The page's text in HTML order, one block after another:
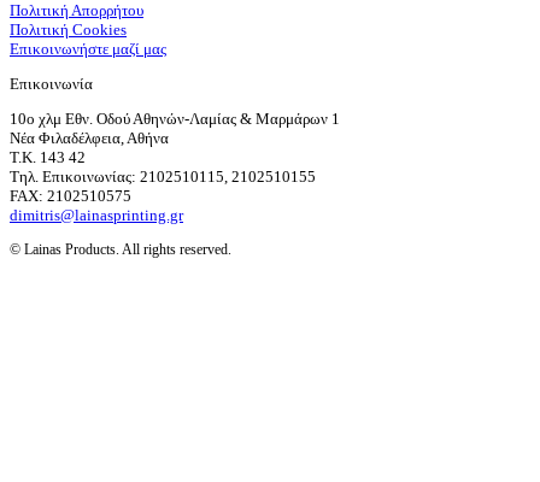
Πολιτική Απορρήτου
Πολιτική Cookies
Επικοινωνήστε μαζί μας
Επικοινωνία
10ο χλμ Εθν. Οδού Αθηνών-Λαμίας & Μαρμάρων 1
Νέα Φιλαδέλφεια, Αθήνα
T.K. 143 42
Τηλ. Επικοινωνίας: 2102510115, 2102510155
FAX: 2102510575
dimitris@lainasprinting.gr
© Lainas Products. All rights reserved.